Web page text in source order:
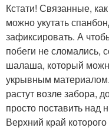
Кстати! Связанные,
можно укутать
зафиксировать. А
побеги не сломались,
шалаша, который
укрывным
растут возле забора,
просто поставить
Верхний край